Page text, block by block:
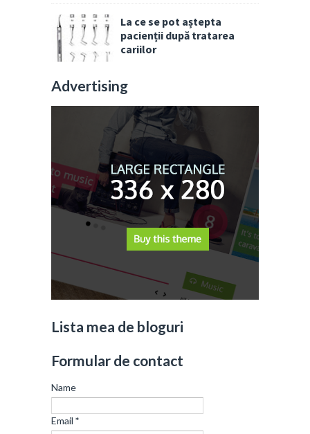
La ce se pot aștepta
pacienții după tratarea
cariilor
Advertising
Lista mea de bloguri
Formular de contact
Name
Email *